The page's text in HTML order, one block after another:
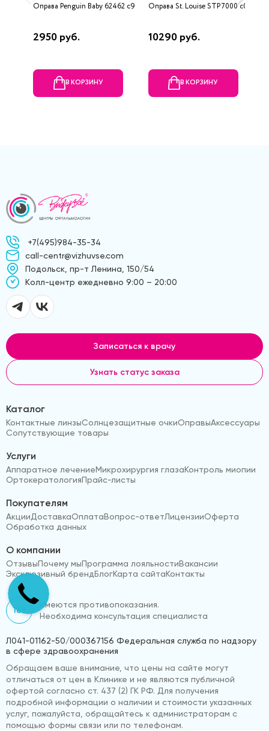
Оправа Penguin Baby 62462 c9
2950 руб.
В КОРЗИНУ
Оправа St. Louise STP7000 c02
10290 руб.
В КОРЗИНУ
+7(495)984-35-34
call-centr@vizhuvse.com
Подольск, пр-т Ленина, 150/54
Kолл-центр ежедневно 9:00 – 20:00
Записаться к врачу
Узнать статус заказа
Каталог
Контактные линзыСолнцезащитные очкиОправыАксессуары
Сопутствующие товары
Услуги
Аппаратное лечениеМикрохирургия глазаКонтроль миопии
ОртокератологияПрайс-листы
Покупателям
АкцииДоставкаОплатаВопрос-ответЛицензииОферта
Обработка данных
О компании
ОтзывыПочему мыПрограмма лояльностиВакансии
Эксклюзивный брендБлогКарта сайтаКонтакты
18+
Имеются противопоказания.
Необходима консультация специалиста
Л041-01162-50/000367156 Федеральная служба по надзору
в сфере здравоохранения
Обращаем ваше внимание, что цены на сайте могут
отличаться от цен в Клинике и не являются публичной
офертой согласно ст. 437 (2) ГК РФ. Для получения
подробной информации о наличии и стоимости указанных
услуг, пожалуйста, обращайтесь к администраторам с
помощью формы связи или по телефонам.